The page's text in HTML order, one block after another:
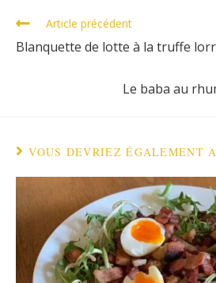
Article précédent
Blanquette de lotte à la truffe
Le baba au
VOUS DEVRIEZ ÉGALEMENT